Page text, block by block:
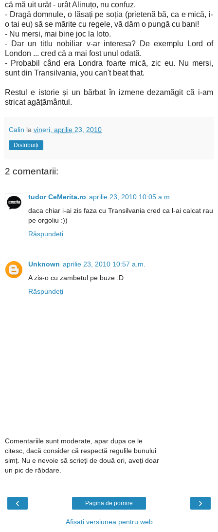
că mă uit urăt - urât Alinuțo, nu confuz.
- Dragă domnule, o lăsați pe soția (prietenă bă, ca e mică, i-
o tai eu) să se mărite cu regele, vă dăm o pungă cu bani!
- Nu mersi, mai bine joc la loto.
- Dar un titlu nobiliar v-ar interesa? De exemplu Lord of
London ... cred că a mai fost unul odată.
- Probabil când era Londra foarte mică, zic eu. Nu mersi,
sunt din Transilvania, you can't beat that.
Restul e istorie și un bărbat în izmene dezamăgit că i-am
stricat agățământul.
Calin la vineri, aprilie 23, 2010
Distribuiți
2 comentarii:
tudor CeMerita.ro aprilie 23, 2010 10:05 a.m.
daca chiar i-ai zis faza cu Transilvania cred ca l-ai calcat rau
pe orgoliu :))
Răspundeți
Unknown aprilie 23, 2010 10:57 a.m.
A zis-o cu zambetul pe buze :D
Răspundeți
Comentariile sunt moderate, apar dupa ce le
citesc, dacă consider că respectă regulile bunului
simț. Nu e nevoie să scrieți de două ori, aveți doar
un pic de răbdare.
‹ ›
Pagina de pornire
Afișați versiunea pentru web